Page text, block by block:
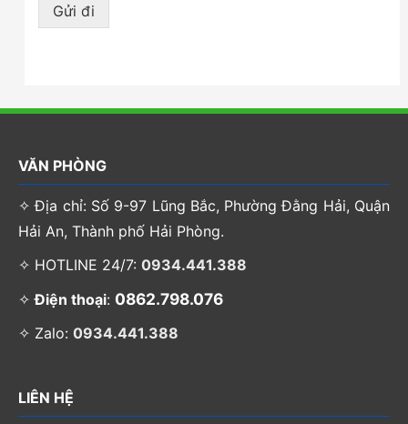
Gửi đi
VĂN PHÒNG
✧ Địa chỉ: Số 9-97 Lũng Bắc, Phường Đằng Hải, Quận
Hải An, Thành phố Hải Phòng.
✧ HOTLINE 24/7: 0934.441.388
✧Điện thoại: 0862.798.076
✧ Zalo: 0934.441.388
LIÊN HỆ